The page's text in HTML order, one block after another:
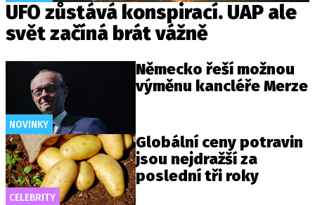
UFO zůstává konspirací. UAP ale
svět začíná brát vážně
NOVINKY
Německo řeší možnou
výměnu kancléře Merze
CELEBRITY
Globální ceny potravin
jsou nejdražší za
poslední tři roky